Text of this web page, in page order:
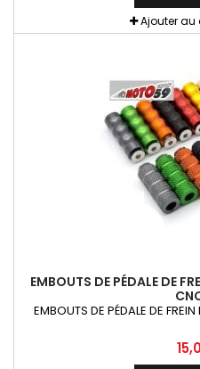
Ajouter
EMBOUTS DE PÉDALE DE
EMBOUTS DE PÉDALE DE